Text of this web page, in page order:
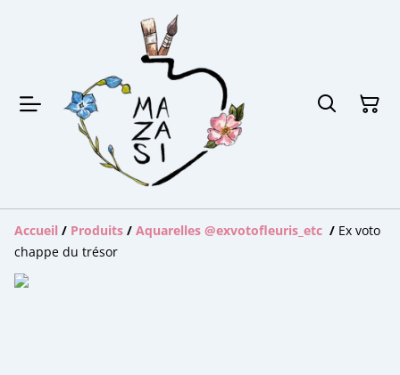
Accueil / Produits / Aquarelles @exvotofleuris_etc / Ex voto
chappe du trésor